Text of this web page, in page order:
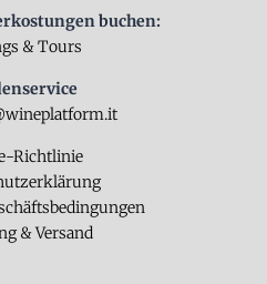
buchen:
& Tours
Richtlinie
& Versand